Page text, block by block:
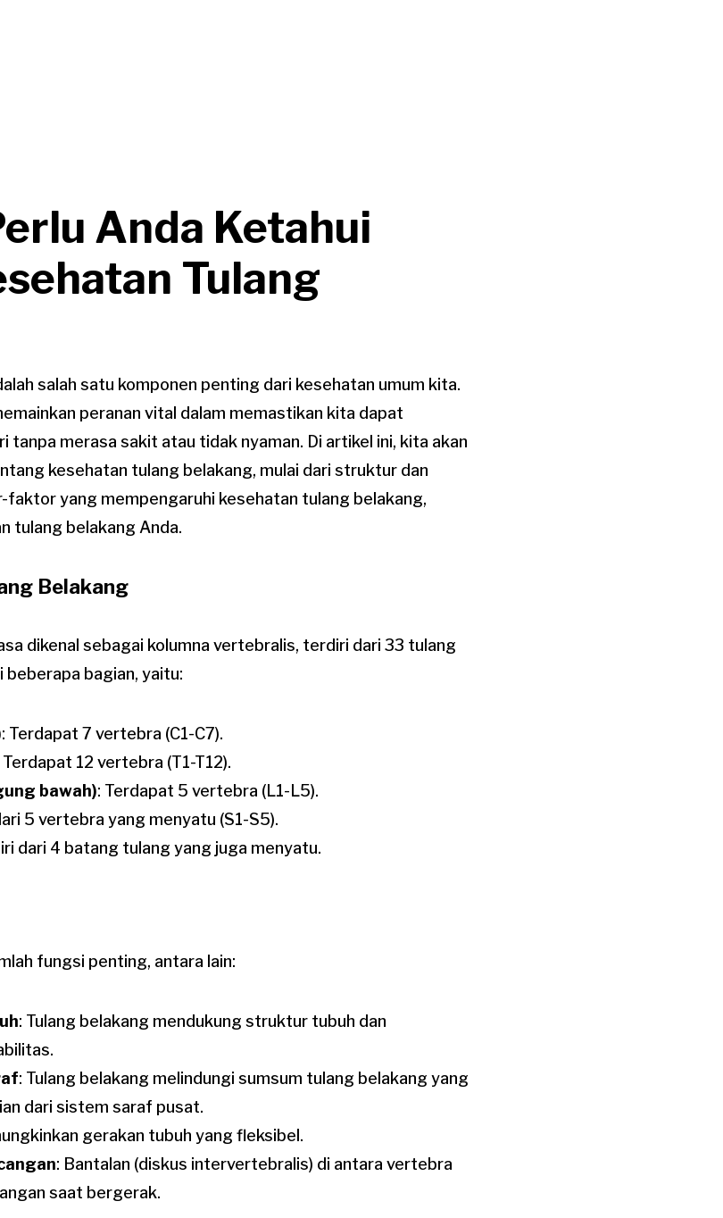
Anda Ketahui
Tulang
salah satu komponen penting dari kesehatan umum kita.
peranan vital dalam memastikan kita dapat
tanpa merasa sakit atau tidak nyaman. Di artikel ini, kita akan
kesehatan tulang belakang, mulai dari struktur dan
yang mempengaruhi kesehatan tulang belakang,
tulang belakang Anda.
Belakang
dikenal sebagai kolumna vertebralis, terdiri dari 33 tulang
bagian, yaitu:
: Terdapat 7 vertebra (C1-C7).
Terdapat 12 vertebra (T1-T12).
bawah): Terdapat 5 vertebra (L1-L5).
5 vertebra yang menyatu (S1-S5).
dari 4 batang tulang yang juga menyatu.
fungsi penting, antara lain:
: Tulang belakang mendukung struktur tubuh dan
: Tulang belakang melindungi sumsum tulang belakang yang
dari sistem saraf pusat.
gerakan tubuh yang fleksibel.
: Bantalan (diskus intervertebralis) di antara vertebra
saat bergerak.